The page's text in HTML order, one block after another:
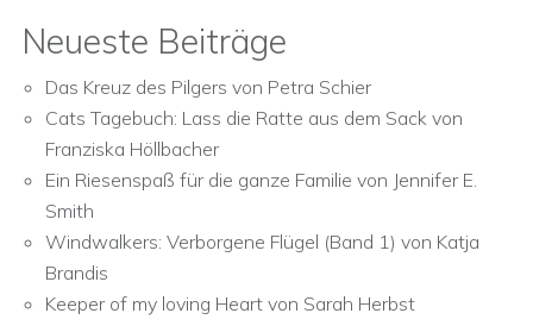
Neueste Beiträge
Das Kreuz des Pilgers von Petra Schier
Cats Tagebuch: Lass die Ratte aus dem Sack von
Franziska Höllbacher
Ein Riesenspaß für die ganze Familie von Jennifer E.
Smith
Windwalkers: Verborgene Flügel (Band 1) von Katja
Brandis
Keeper of my loving Heart von Sarah Herbst